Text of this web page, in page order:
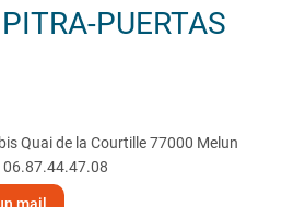
PITRA-PUERTAS
Quai de la Courtille 77000 Melun
06.87.44.47.08